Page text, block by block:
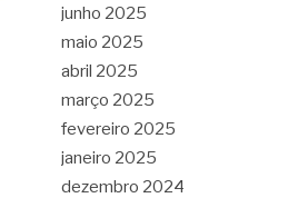
junho 2025
maio 2025
abril 2025
março 2025
fevereiro 2025
janeiro 2025
dezembro 2024